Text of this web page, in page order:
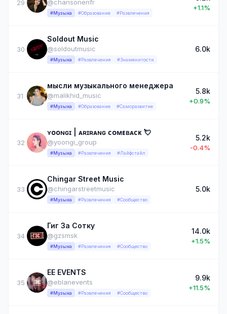
29 @chansonenfr
#Музыка #Образование #Развлечения
+1.1%
30
Soldout Music
@soldoutmusic
#Музыка #Развлечения #Знаменитости
6.0k
31
мысли музыкального менеджера
@malikhid_music
#Музыка #Образование #Саморазвитие
5.8k
+0.9%
32
ʏᴏᴏɴɢɪ | ᴀʀɪʀᴀɴɢ ᴄᴏᴍᴇʙᴀᴄᴋ 💘
@yoongi_group
#Музыка #Развлечения #Лайфстайл
5.2k
-0.4%
33
Chingar Street Music
@chingarstreetmusic
#Музыка #Развлечения #Сообщество
5.0k
34
Гиг За Сотку
@gzsmsk
#Музыка #Развлечения #Сообщество
14.0k
+1.5%
35
EE EVENTS
@eblanevents
#Музыка #Развлечения #Сообщество
9.9k
+11.5%